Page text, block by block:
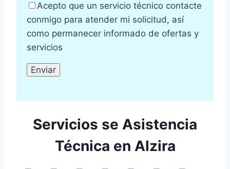
Acepto que un servicio técnico contacte
conmigo para atender mi solicitud, así
como permanecer informado de ofertas y
servicios
Servicios se Asistencia
Técnica en Alzira